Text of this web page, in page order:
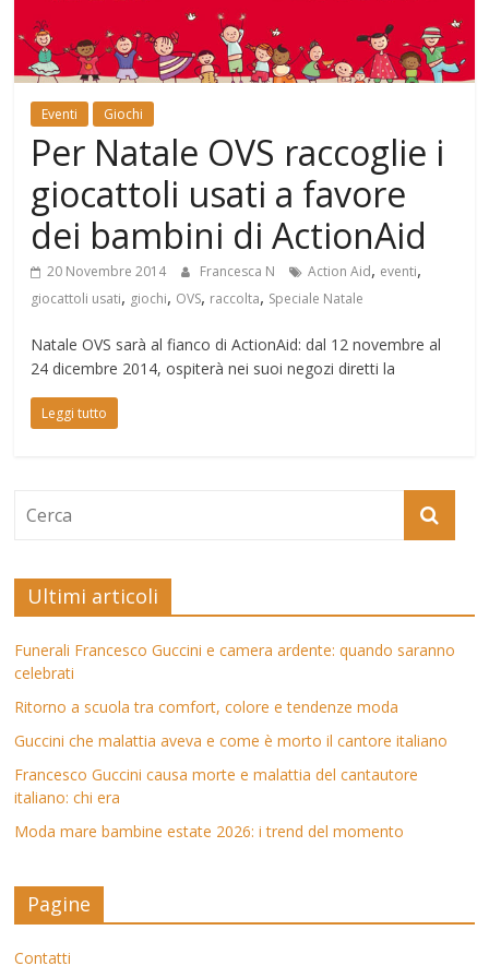
Eventi Giochi
Per Natale OVS raccoglie i
giocattoli usati a favore
dei bambini di ActionAid
20 Novembre 2014 Francesca N Action Aid, eventi,
giocattoli usati, giochi, OVS, raccolta, Speciale Natale
Natale OVS sarà al fianco di ActionAid: dal 12 novembre al
24 dicembre 2014, ospiterà nei suoi negozi diretti la
Leggi tutto
Ultimi articoli
Funerali Francesco Guccini e camera ardente: quando saranno
celebrati
Ritorno a scuola tra comfort, colore e tendenze moda
Guccini che malattia aveva e come è morto il cantore italiano
Francesco Guccini causa morte e malattia del cantautore
italiano: chi era
Moda mare bambine estate 2026: i trend del momento
Pagine
Contatti